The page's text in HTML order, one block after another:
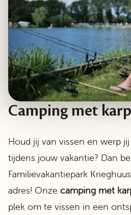
Camping met
Houd jij van vissen en werp
tijdens jouw vakantie? Dan
Familievakantiepark
adres! Onze camping met
plek om te vissen in een